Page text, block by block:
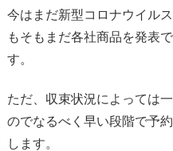
今はまだ新型コロナウイル
もそもまだ各社商品を発表
す。
ただ、収束状況によっては
のでなるべく早い段階で予
します。